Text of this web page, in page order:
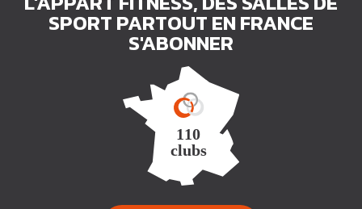
SPORT PARTOUT EN FRANCE
S'ABONNER